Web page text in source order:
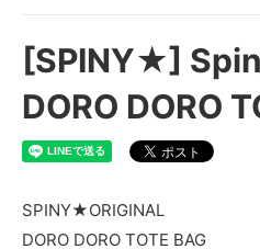
[SPINY★]
DORO DORO
SPINY★ORIGINAL
DORO DORO TOTE BAG